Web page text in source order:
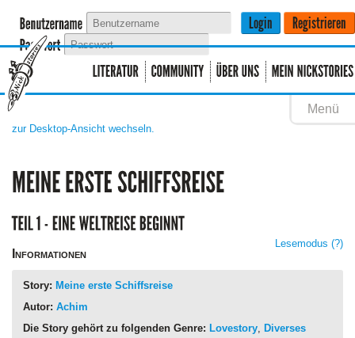
Menü
zur Desktop-Ansicht wechseln.
Lesemodus (?)
Informationen
Story: Meine erste Schiffsreise
Autor: Achim
Die Story gehört zu folgenden Genre: Lovestory Diverses